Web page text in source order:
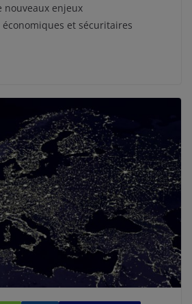
nouveaux enjeux
et sécuritaires